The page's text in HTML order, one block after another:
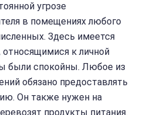
угрозе
в помещениях любого
Здесь имеется
к личной
были спокойны. Любое из
обязано предоставлять
Он также нужен на
продукты питания.